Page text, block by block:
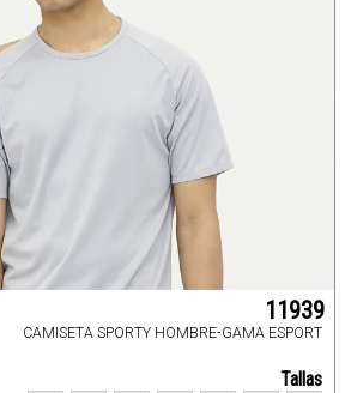
11939
CAMISETA SPORTY HOMBRE-GAMA ESPORT
Tallas